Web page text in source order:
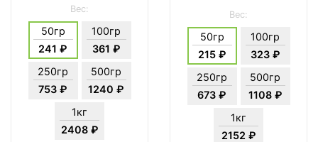
Вес:
50гр
241 ₽
100гр
361 ₽
250гр
753 ₽
500гр
1240 ₽
1кг
2408 ₽
Вес:
50гр
215 ₽
100гр
323 ₽
250гр
673 ₽
500гр
1108 ₽
1кг
2152 ₽